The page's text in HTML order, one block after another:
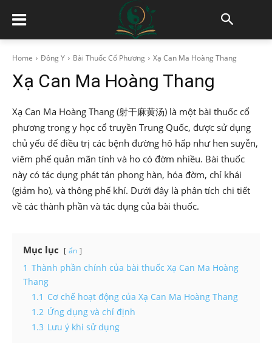
Home Đông Y Bài Thuốc Cổ Phương Xạ Can Ma Hoàng Thang
Xạ Can Ma Hoàng Thang
Xạ Can Ma Hoàng Thang (射干麻黄汤) là một bài thuốc cổ
phương trong y học cổ truyền Trung Quốc, được sử dụng
chủ yếu để điều trị các bệnh đường hô hấp như hen suyễn,
viêm phế quản mãn tính và ho có đờm nhiều. Bài thuốc
này có tác dụng phát tán phong hàn, hóa đờm, chỉ khái
(giảm ho), và thông phế khí. Dưới đây là phân tích chi tiết
về các thành phần và tác dụng của bài thuốc.
Mục lục ẩn
1 Thành phần chính của bài thuốc Xạ Can Ma Hoàng
Thang
1.1 Cơ chế hoạt động của Xạ Can Ma Hoàng Thang
1.2 Ứng dụng và chỉ định
1.3 Lưu ý khi sử dụng